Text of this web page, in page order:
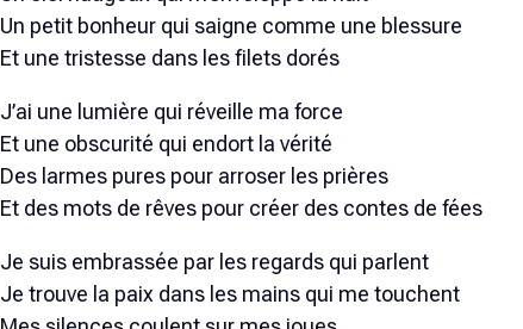
Un petit bonheur qui saigne comme une blessure
Et une tristesse dans les filets dorés
J’ai une lumière qui réveille ma force
Et une obscurité qui endort la vérité
Des larmes pures pour arroser les prières
Et des mots de rêves pour créer des contes de fées
Je suis embrassée par les regards qui parlent
Je trouve la paix dans les mains qui me touchent